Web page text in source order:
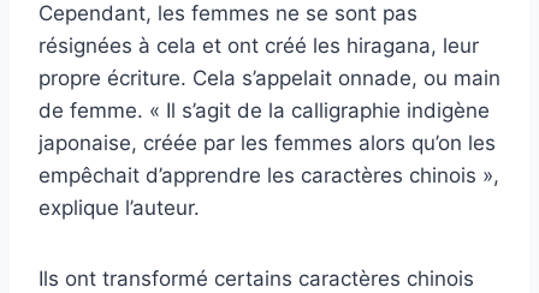
Cependant, les femmes ne se sont pas
résignées à cela et ont créé les hiragana, leur
propre écriture. Cela s’appelait onnade, ou main
de femme. « Il s’agit de la calligraphie indigène
japonaise, créée par les femmes alors qu’on les
empêchait d’apprendre les caractères chinois »,
explique l’auteur.
Ils ont transformé certains caractères chinois